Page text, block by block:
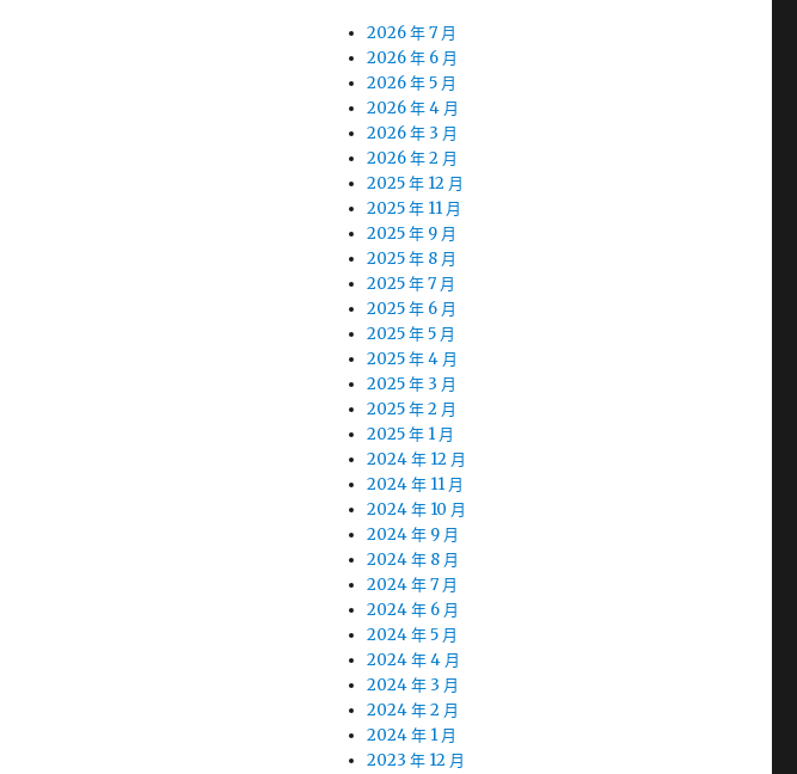
2026 年 7 月
2026 年 6 月
2026 年 5 月
2026 年 4 月
2026 年 3 月
2026 年 2 月
2025 年 12 月
2025 年 11 月
2025 年 9 月
2025 年 8 月
2025 年 7 月
2025 年 6 月
2025 年 5 月
2025 年 4 月
2025 年 3 月
2025 年 2 月
2025 年 1 月
2024 年 12 月
2024 年 11 月
2024 年 10 月
2024 年 9 月
2024 年 8 月
2024 年 7 月
2024 年 6 月
2024 年 5 月
2024 年 4 月
2024 年 3 月
2024 年 2 月
2024 年 1 月
2023 年 12 月